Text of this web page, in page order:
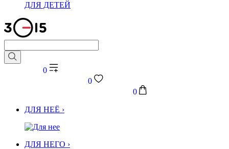
ДЛЯ ДЕТЕЙ
0
0
0
ДЛЯ НЕЁ ›
ДЛЯ НЕГО ›